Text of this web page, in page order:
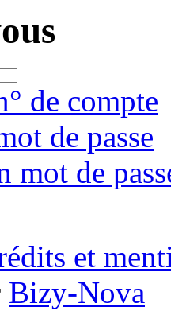
de compte
de passe
mot de
et
Bizy-Nova